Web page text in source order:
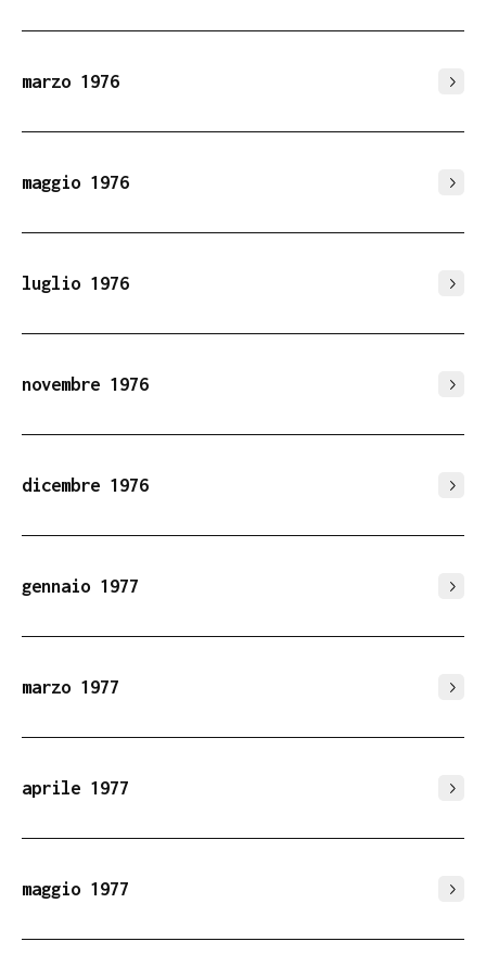
marzo 1976
maggio 1976
luglio 1976
novembre 1976
dicembre 1976
gennaio 1977
marzo 1977
aprile 1977
maggio 1977